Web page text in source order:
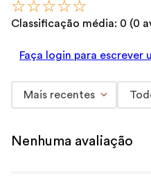
☆☆☆☆☆
Classificação média: 0 (0
Faça login para escrever
Mais recentes
Nenhuma avaliação